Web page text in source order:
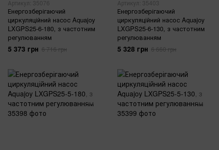
Артикул: 35076
Енергозберігаючий
циркуляційний насос Aquajoy
LXGPS25-6-180, з частотним
регулюванням
5 373 грн 6 716 грн
Артикул: 35403
Енергозберігаючий
циркуляційний насос Aquajoy
LXGPS25-6-130, з частотним
регулюванням
5 328 грн 6 660 грн